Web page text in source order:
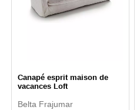
Canapé esprit maison de
vacances Loft
Belta Frajumar